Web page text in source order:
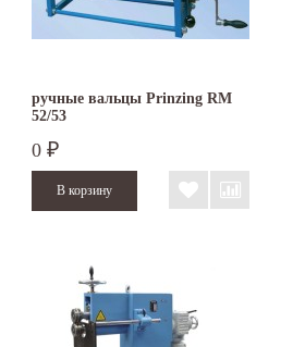
ручные вальцы Prinzing RM
52/53
0 ₽